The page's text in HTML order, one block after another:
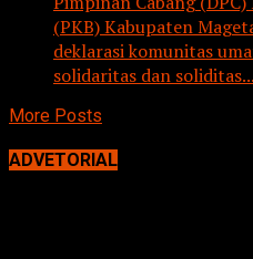
(PKB) Kabupaten
deklarasi komunitas
solidaritas dan soliditas...
More Posts
ADVETORIAL